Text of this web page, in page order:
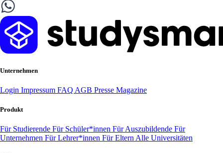
Unternehmen
Login Impressum FAQ AGB Presse Magazine
Produkt
Für Studierende Für Schüler*innen Für Auszubildende Für
Unternehmen Für Lehrer*innen Für Eltern Alle Universitäten